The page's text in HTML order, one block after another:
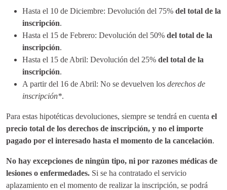
Hasta el 10 de Diciembre: Devolución del 75% del total de la
inscripción.
Hasta el 15 de Febrero: Devolución del 50% del total de la
inscripción.
Hasta el 15 de Abril: Devolución del 25% del total de la
inscripción.
A partir del 16 de Abril: No se devuelven los derechos de
inscripción*.
Para estas hipotéticas devoluciones, siempre se tendrá en cuenta el
precio total de los derechos de inscripción, y no el importe
pagado por el interesado hasta el momento de la cancelación.
No hay excepciones de ningún tipo, ni por razones médicas de
lesiones o enfermedades. Si se ha contratado el servicio
aplazamiento en el momento de realizar la inscripción, se podrá